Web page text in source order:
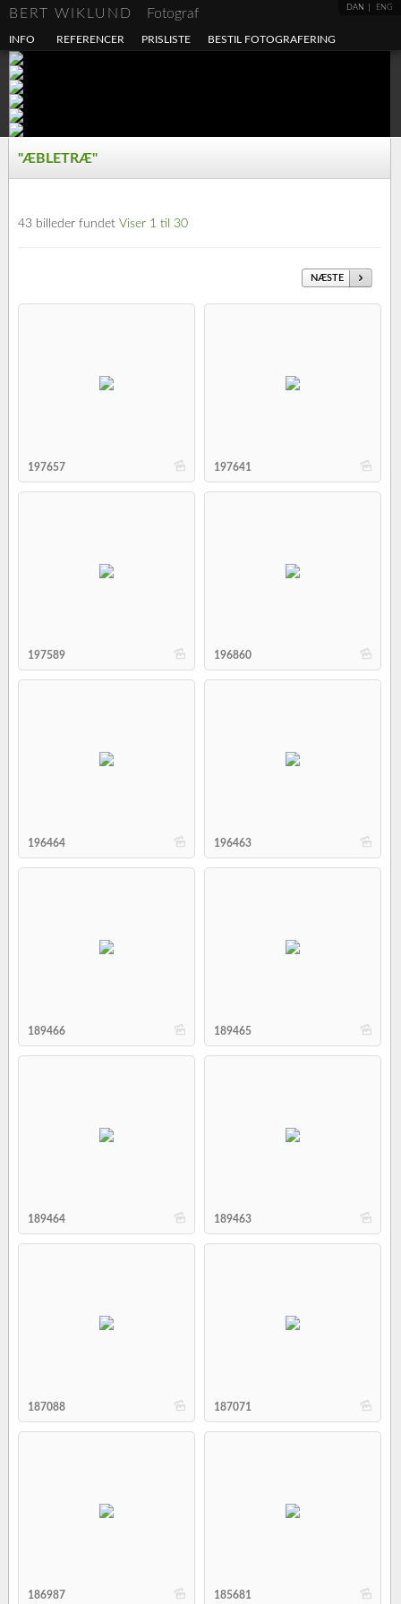
DAN ENG
BERT WIKLUND Fotograf
INFO REFERENCER PRISLISTE BESTIL FOTOGRAFERING
"ÆBLETRÆ"
43 billeder fundet Viser 1 til 30
NÆSTE
b
197657 b
197641
b
197589 b
196860
b
196464 b
196463
b
189466 b
189465
b
189464 b
189463
b
187088 b
187071
b
186987 b
185681